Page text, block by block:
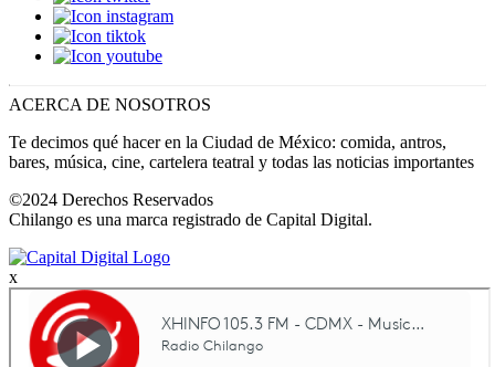
ACERCA DE NOSOTROS
Te decimos qué hacer en la Ciudad de México: comida, antros,
bares, música, cine, cartelera teatral y todas las noticias importantes
©2024 Derechos Reservados
Chilango es una marca registrado de Capital Digital.
x